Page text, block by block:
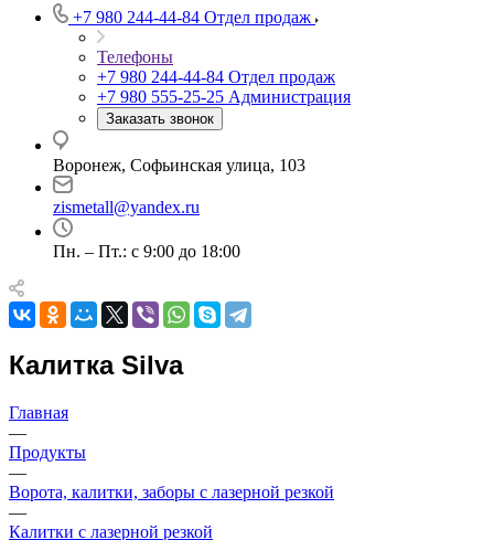
+7 980 244-44-84 Отдел продаж
Телефоны
+7 980 244-44-84 Отдел продаж
+7 980 555-25-25 Администрация
Заказать звонок
Воронеж, Софьинская улица, 103
zismetall@yandex.ru
Пн. – Пт.: с 9:00 до 18:00
Калитка Silva
Главная
—
Продукты
—
Ворота, калитки, заборы с лазерной резкой
—
Калитки с лазерной резкой